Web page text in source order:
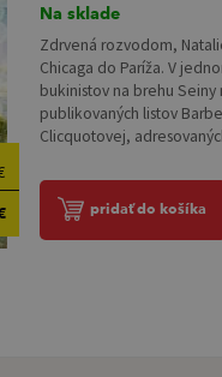
Na sklade
Zdrvená rozvodom,
Chicaga do Paríža. V
bukinistov na brehu
publikovaných listov
Clicquotovej,
pridať do košíka